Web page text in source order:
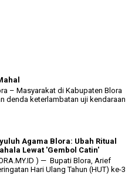
– Masyarakat di Kabupaten Blora
denda keterlambatan uji kendaraan
Agama Blora: Ubah Ritual
Lewat 'Gembol Catin'
) — Bupati Blora, Arief
Hari Ulang Tahun (HUT) ke-3